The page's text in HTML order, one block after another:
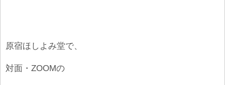
原宿ほしよみ堂で、
対面・ZOOMの